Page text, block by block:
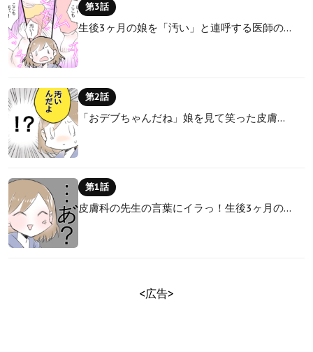
第3話
生後3ヶ月の娘を「汚い」と連呼する医師の…
第2話
「おデブちゃんだね」娘を見て笑った皮膚…
第1話
皮膚科の先生の言葉にイラっ！生後3ヶ月の…
<広告>